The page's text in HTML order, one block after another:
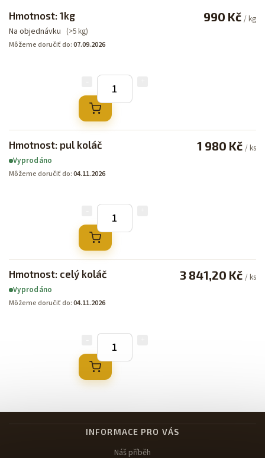
Hmotnost: 1kg
Na objednávku
(>5 kg)
Môžeme doručiť do:07.09.2026
990 Kč / kg
Hmotnost: pul koláč
Vyprodáno
Môžeme doručiť do:04.11.2026
1 980 Kč / ks
Hmotnost: celý koláč
Vyprodáno
Môžeme doručiť do:04.11.2026
3 841,20 Kč / ks
INFORMACE PRO VÁS
Náš příběh